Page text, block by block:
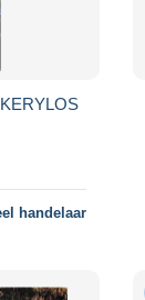
handelaar